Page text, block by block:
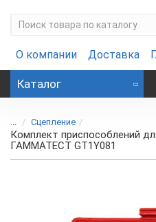
О компании Доставка
Каталог
... Сцепление
Комплект приспособлений
ГАММАТЕСТ GT1Y081